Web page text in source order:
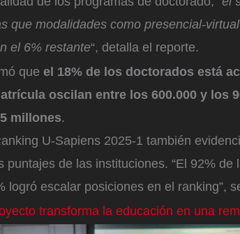
que modalidades como presencial-
el 6% restante“, detalla el reporte.
que el 18% de los doctorados está
oscilan entre los 600.000 y los
millones.
U-Sapiens 2025-1 también
puntajes de las instituciones. “El 92% de
logró escalar posiciones en el ranking”,
transforma la educación en una